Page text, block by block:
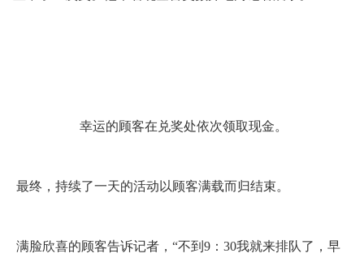
幸运的顾客在兑奖处依次领取现金。
最终，持续了一天的活动以顾客满载而归结束。
满脸欣喜的顾客告诉记者，“不到9：30我就来排队了，早